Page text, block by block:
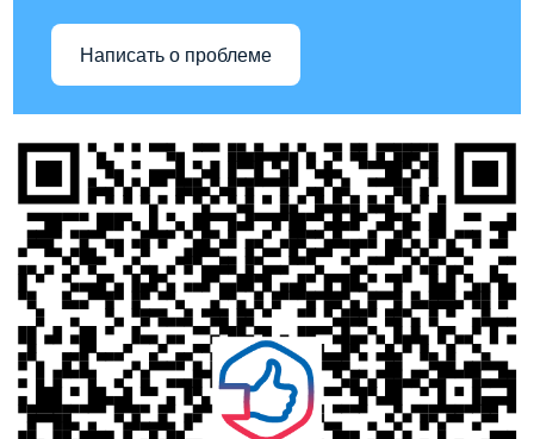
Написать о проблеме